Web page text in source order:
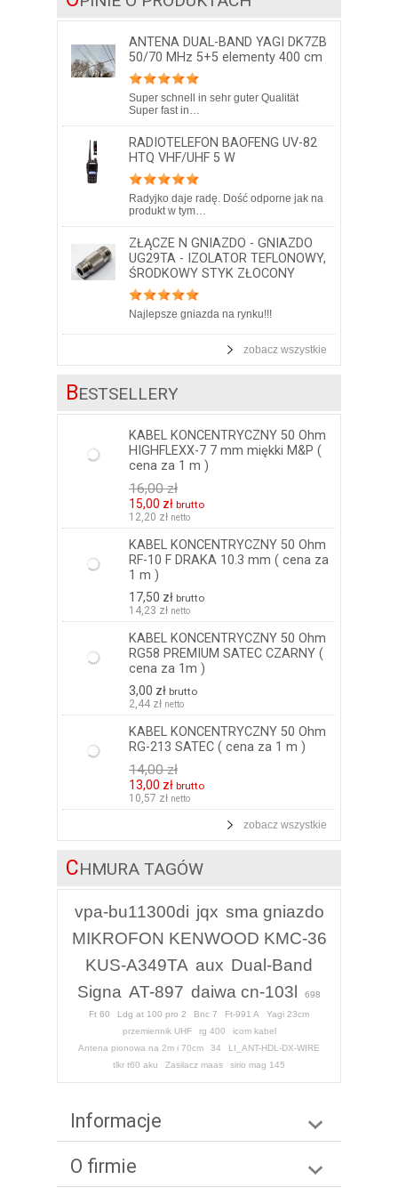
ANTENA DUAL-BAND YAGI DK7ZB
50/70 MHz 5+5 elementy 400 cm
Super schnell in sehr guter Qualität
Super fast in…
RADIOTELEFON BAOFENG UV-82
HTQ VHF/UHF 5 W
Radyjko daje radę. Dość odporne jak na
produkt w tym…
ZŁĄCZE N GNIAZDO - GNIAZDO
UG29TA - IZOLATOR TEFLONOWY,
ŚRODKOWY STYK ZŁOCONY
Najlepsze gniazda na rynku!!!
zobacz wszystkie
BESTSELLERY
KABEL KONCENTRYCZNY 50 Ohm
HIGHFLEXX-7 7 mm miękki M&P (
cena za 1 m )
16,00 zł
15,00 zł brutto
12,20 zł netto
KABEL KONCENTRYCZNY 50 Ohm
RF-10 F DRAKA 10.3 mm ( cena za
1 m )
17,50 zł brutto
14,23 zł netto
KABEL KONCENTRYCZNY 50 Ohm
RG58 PREMIUM SATEC CZARNY (
cena za 1m )
3,00 zł brutto
2,44 zł netto
KABEL KONCENTRYCZNY 50 Ohm
RG-213 SATEC ( cena za 1 m )
14,00 zł
13,00 zł brutto
10,57 zł netto
zobacz wszystkie
CHMURA TAGÓW
vpa-bu11300di jqx sma gniazdo
MIKROFON KENWOOD KMC-36
KUS-A349TA aux Dual-Band
Signa AT-897 daiwa cn-103l
698
Ft 60
Ldg at 100 pro 2 Bnc 7 Ft-991 A
Yagi 23cm
przemiennik UHF
rg 400
icom kabel
Antena pionowa na 2m i 70cm
34
LI_ANT-HDL-DX-WIRE
tlkr t60 aku
Zasilacz maas sirio mag 145
Informacje
O firmie